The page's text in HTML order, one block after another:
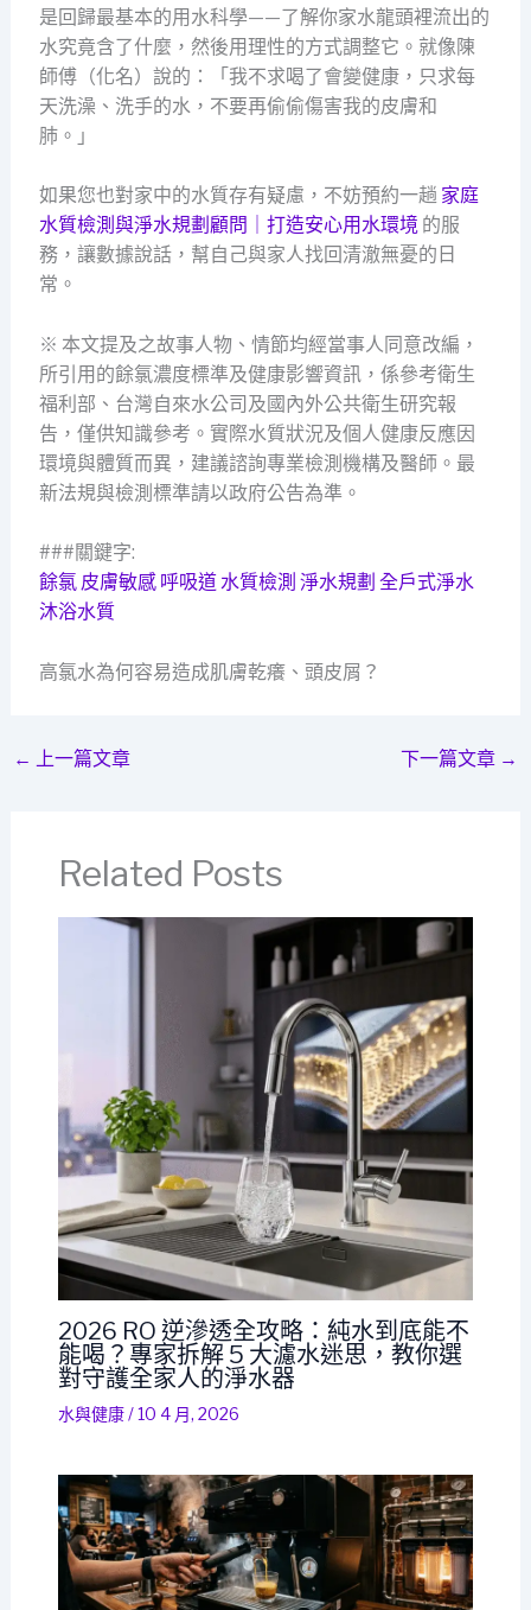
是回歸最基本的用水科學——了解你家水龍頭裡流出的
水究竟含了什麼，然後用理性的方式調整它。就像陳
師傅（化名）說的：「我不求喝了會變健康，只求每
天洗澡、洗手的水，不要再偷偷傷害我的皮膚和
肺。」
如果您也對家中的水質存有疑慮，不妨預約一趟 家庭
水質檢測與淨水規劃顧問｜打造安心用水環境的服
務，讓數據說話，幫自己與家人找回清澈無憂的日
常。
※ 本文提及之故事人物、情節均經當事人同意改編，
所引用的餘氯濃度標準及健康影響資訊，係參考衛生
福利部、台灣自來水公司及國內外公共衛生研究報
告，僅供知識參考。實際水質狀況及個人健康反應因
環境與體質而異，建議諮詢專業檢測機構及醫師。最
新法規與檢測標準請以政府公告為準。
###關鍵字:
餘氯 皮膚敏感 呼吸道水質檢測 淨水規劃 全戶式淨水
沐浴水質
高氯水為何容易造成肌膚乾癢、頭皮屑？
← 上一篇文章 下一篇文章 →
Related Posts
2026 RO 逆滲透全攻略：純水到底能不
能喝？專家拆解 5 大濾水迷思，教你選
對守護全家人的淨水器
水與健康/10 4 月, 2026